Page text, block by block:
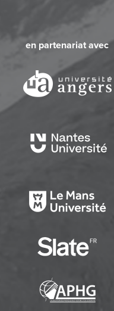
en partenariat avec